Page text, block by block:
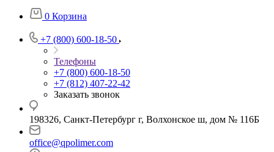
0 Корзина
+7 (800) 600-18-50
Телефоны
+7 (800) 600-18-50
+7 (812) 407-22-42
Заказать звонок
198326, Санкт-Петербург г, Волхонское ш, дом № 116Б
office@qpolimer.com